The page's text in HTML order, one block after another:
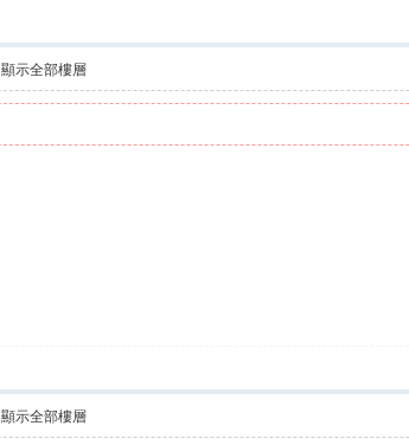
顯示全部樓層
顯示全部樓層